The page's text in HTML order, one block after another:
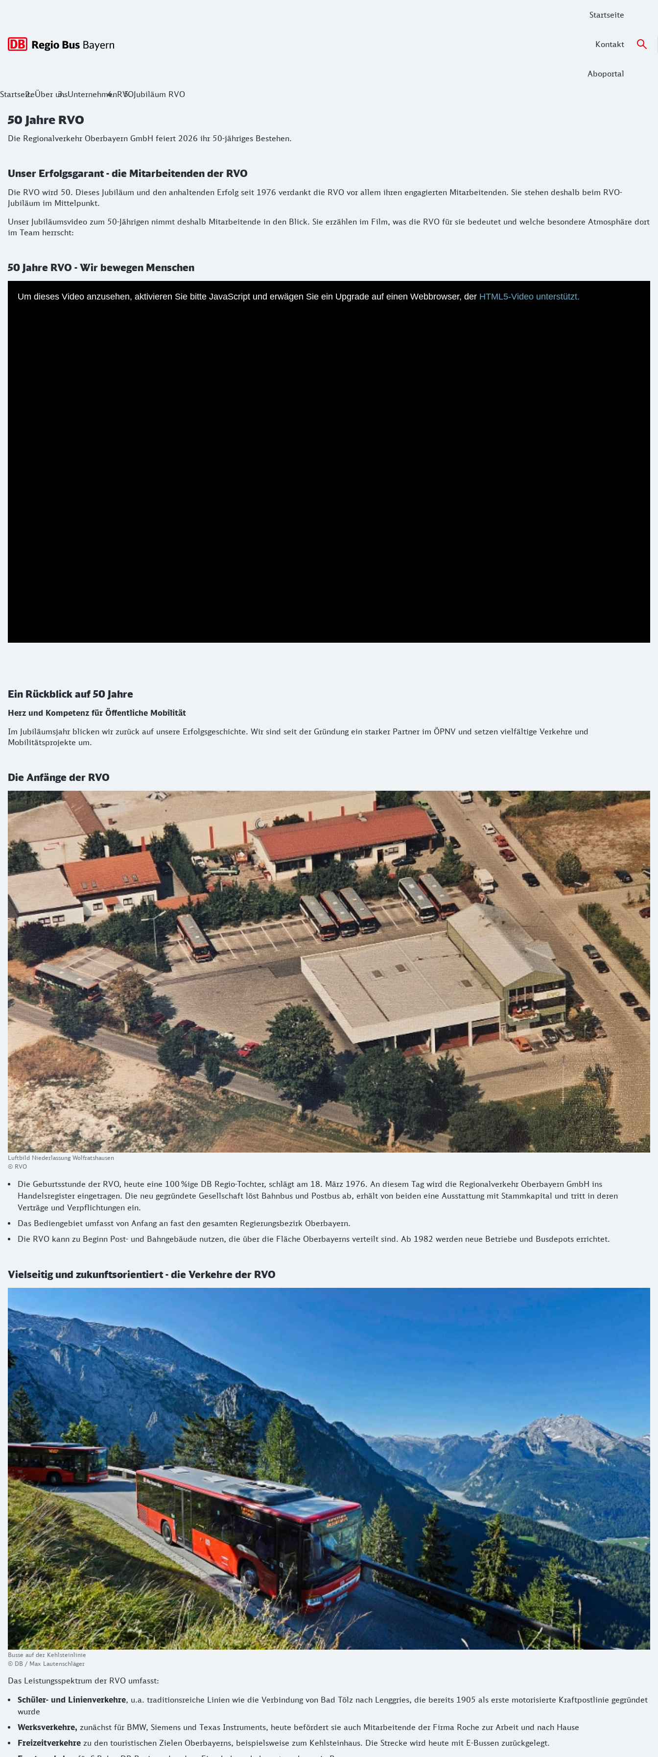
Startseite
Kontakt
Aboportal
50 Jahre RVO
StartseiteÜber unsUnternehmenRVOJubiläum RVO
50 Jahre RVO
Die Regionalverkehr Oberbayern GmbH feiert 2026 ihr 50-jähriges Bestehen.
Unser Erfolgsgarant - die Mitarbeitenden der RVO
Die RVO wird 50. Dieses Jubiläum und den anhaltenden Erfolg seit 1976 verdankt die RVO vor allem ihren engagierten Mitarbeitenden. Sie stehen deshalb beim RVO-
Jubiläum im Mittelpunkt.
Unser Jubiläumsvideo zum 50-Jährigen nimmt deshalb Mitarbeitende in den Blick. Sie erzählen im Film, was die RVO für sie bedeutet und welche besondere Atmosphäre dort
im Team herrscht:
50 Jahre RVO - Wir bewegen Menschen
Um dieses Video anzusehen, aktivieren Sie bitte JavaScript und erwägen Sie ein Upgrade auf einen Webbrowser, der HTML5-Video unterstützt.
Ein Rückblick auf 50 Jahre
Herz und Kompetenz für Öffentliche Mobilität
Im Jubiläumsjahr blicken wir zurück auf unsere Erfolgsgeschichte. Wir sind seit der Gründung ein starker Partner im ÖPNV und setzen vielfältige Verkehre und
Mobilitätsprojekte um.
Die Anfänge der RVO
Luftbild Niederlassung Wolfratshausen
© RVO
Die Geburtsstunde der RVO, heute eine 100 %ige DB Regio-Tochter, schlägt am 18. März 1976. An diesem Tag wird die Regionalverkehr Oberbayern GmbH ins
Handelsregister eingetragen. Die neu gegründete Gesellschaft löst Bahnbus und Postbus ab, erhält von beiden eine Ausstattung mit Stammkapital und tritt in deren
Verträge und Verpflichtungen ein.
Das Bediengebiet umfasst von Anfang an fast den gesamten Regierungsbezirk Oberbayern.
Die RVO kann zu Beginn Post- und Bahngebäude nutzen, die über die Fläche Oberbayerns verteilt sind. Ab 1982 werden neue Betriebe und Busdepots errichtet.
Vielseitig und zukunftsorientiert - die Verkehre der RVO
Busse auf der Kehlsteinlinie
© DB / Max Lautenschläger
Das Leistungsspektrum der RVO umfasst:
Schüler- und Linienverkehre, u.a. traditionsreiche Linien wie die Verbindung von Bad Tölz nach Lenggries, die bereits 1905 als erste motorisierte Kraftpostlinie gegründet
wurde
Werksverkehre, zunächst für BMW, Siemens und Texas Instruments, heute befördert sie auch Mitarbeitende der Firma Roche zur Arbeit und nach Hause
Freizeitverkehre zu den touristischen Zielen Oberbayerns, beispielsweise zum Kehlsteinhaus. Die Strecke wird heute mit E-Bussen zurückgelegt.